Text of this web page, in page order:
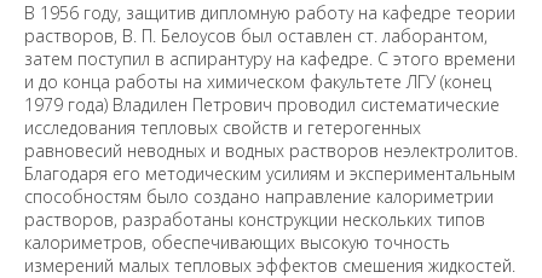
В 1956 году, защитив дипломную работу на кафедре теории
растворов, В. П. Белоусов был оставлен ст. лаборантом,
затем поступил в аспирантуру на кафедре. С этого времени
и до конца работы на химическом факультете ЛГУ (конец
1979 года) Владилен Петрович проводил систематические
исследования тепловых свойств и гетерогенных
равновесий неводных и водных растворов неэлектролитов.
Благодаря его методическим усилиям и экспериментальным
способностям было создано направление калориметрии
растворов, разработаны конструкции нескольких типов
калориметров, обеспечивающих высокую точность
измерений малых тепловых эффектов смешения жидкостей.